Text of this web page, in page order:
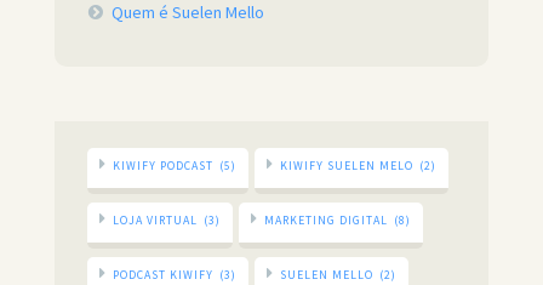
Quem é Suelen Mello
KIWIFY PODCAST (5) KIWIFY SUELEN MELO (2)
LOJA VIRTUAL (3) MARKETING DIGITAL (8)
PODCAST KIWIFY (3) SUELEN MELLO (2)